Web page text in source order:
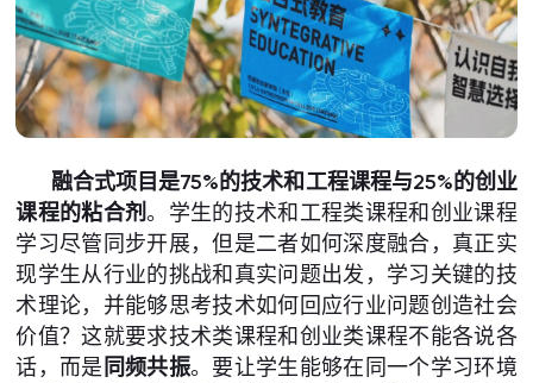
融合式项目是75%的技术和工程课程与25%的创业
课程的粘合剂。学生的技术和工程类课程和创业课程
学习尽管同步开展，但是二者如何深度融合，真正实
现学生从行业的挑战和真实问题出发，学习关键的技
术理论，并能够思考技术如何回应行业问题创造社会
价值？这就要求技术类课程和创业类课程不能各说各
话，而是 同频共振。要让学生能够在同一个学习环境